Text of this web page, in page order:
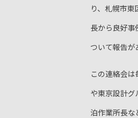
り、札幌市
長から良好
ついて報告が
この連絡会
や東京設計
泊作業所長な